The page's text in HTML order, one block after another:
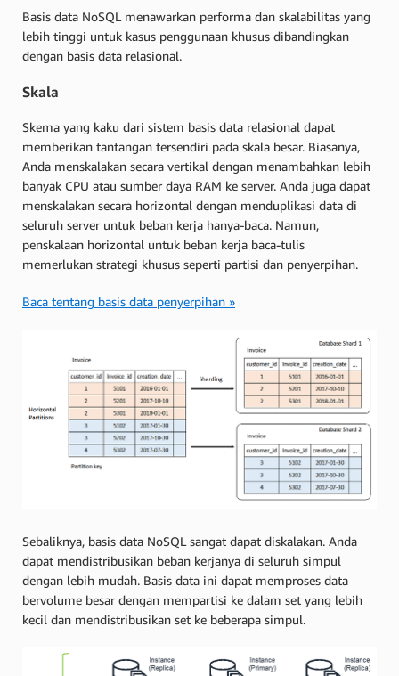
Basis data NoSQL menawarkan performa dan skalabilitas yang
lebih tinggi untuk kasus penggunaan khusus dibandingkan
dengan basis data relasional.
Skala
Skema yang kaku dari sistem basis data relasional dapat
memberikan tantangan tersendiri pada skala besar. Biasanya,
Anda menskalakan secara vertikal dengan menambahkan lebih
banyak CPU atau sumber daya RAM ke server. Anda juga dapat
menskalakan secara horizontal dengan menduplikasi data di
seluruh server untuk beban kerja hanya-baca. Namun,
penskalaan horizontal untuk beban kerja baca-tulis
memerlukan strategi khusus seperti partisi dan penyerpihan.
Baca tentang basis data penyerpihan »
Sebaliknya, basis data NoSQL sangat dapat diskalakan. Anda
dapat mendistribusikan beban kerjanya di seluruh simpul
dengan lebih mudah. Basis data ini dapat memproses data
bervolume besar dengan mempartisi ke dalam set yang lebih
kecil dan mendistribusikan set ke beberapa simpul.